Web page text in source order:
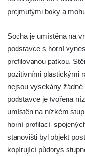
Pomník Vojtěcha
Pomník Přemysla
Sadech v Českých
Socha Mateřství v
Českých
Poslední
Pražské třídě v
Socha Civilizovaní
projmutými boky a
Socha je umístěna na
podstavce s horní
profilovanou patkou.
pozitivními plastickými
nejsou vysekány
podstavce je tvořena
umístěn na nízkém
horní profilací,
stanovišti byl objekt
kopírující půdorys